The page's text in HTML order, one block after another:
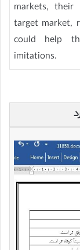
markets, their
target market,
could help
imitations.